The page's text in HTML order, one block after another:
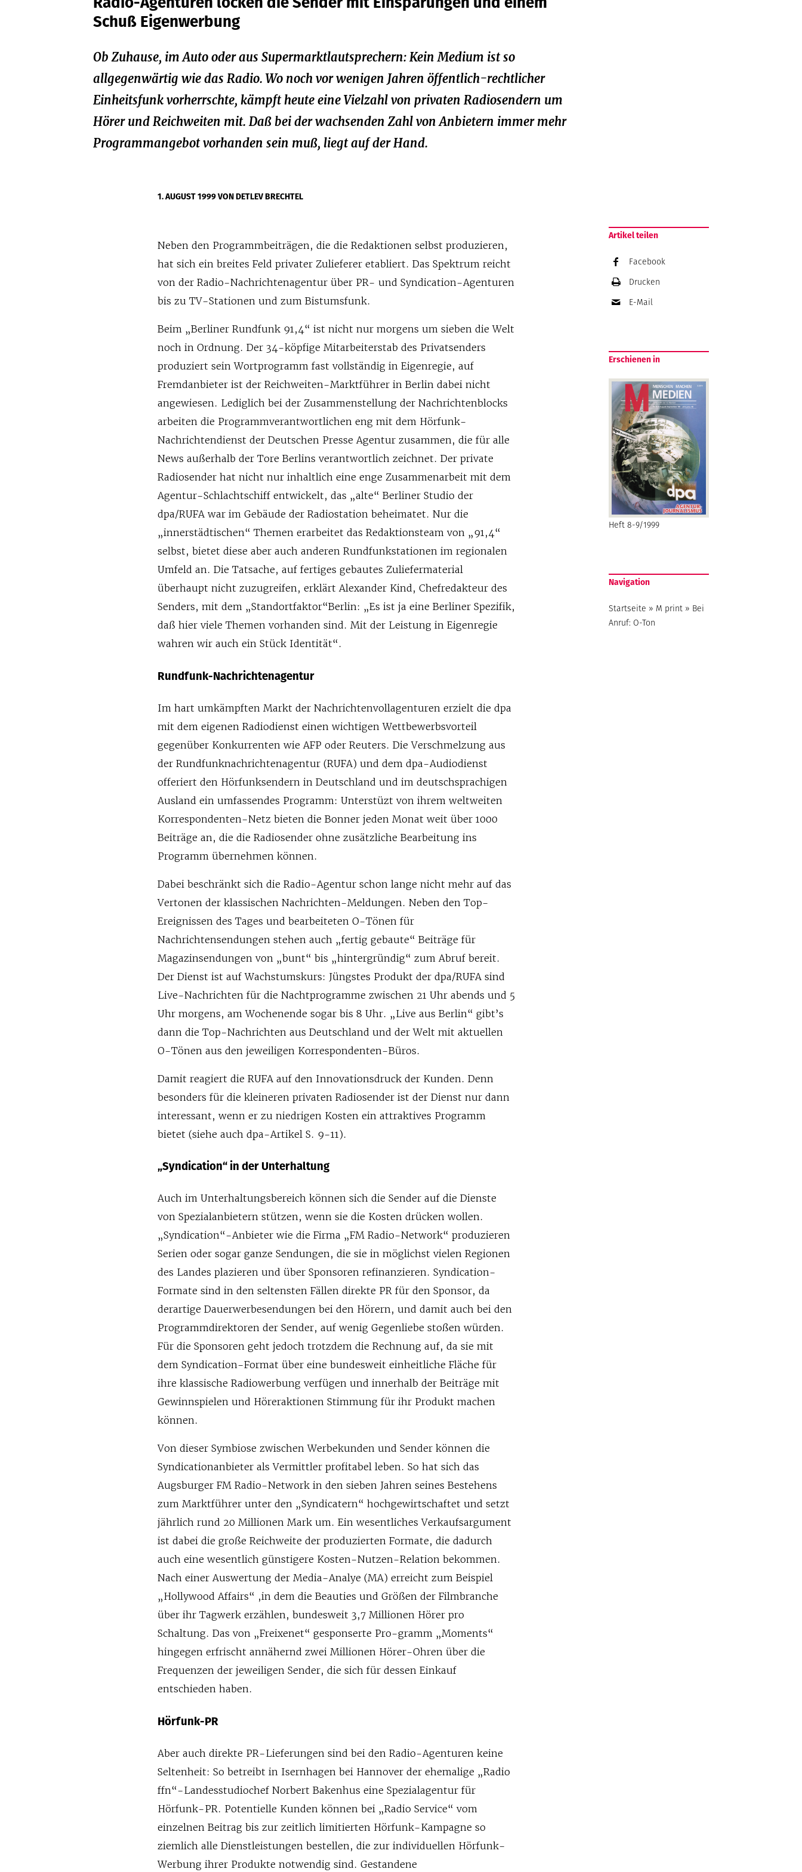
Schuß Eigenwerbung
Ob Zuhause, im Auto oder aus Supermarktlautsprechern: Kein Medium ist so
allgegenwärtig wie das Radio. Wo noch vor wenigen Jahren öffentlich-rechtlicher
Einheitsfunk vorherrschte, kämpft heute eine Vielzahl von privaten Radiosendern um
Hörer und Reichweiten mit. Daß bei der wachsenden Zahl von Anbietern immer mehr
Programmangebot vorhanden sein muß, liegt auf der Hand.
1. AUGUST 1999VON DETLEV BRECHTEL
Neben den Programmbeiträgen, die die Redaktionen selbst produzieren,
hat sich ein breites Feld privater Zulieferer etabliert. Das Spektrum reicht
von der Radio-Nachrichtenagentur über PR- und Syndication-Agenturen
bis zu TV-Stationen und zum Bistumsfunk.
Beim „Berliner Rundfunk 91,4“ ist nicht nur morgens um sieben die Welt
noch in Ordnung. Der 34-köpfige Mitarbeiterstab des Privatsenders
produziert sein Wortprogramm fast vollständig in Eigenregie, auf
Fremdanbieter ist der Reichweiten-Marktführer in Berlin dabei nicht
angewiesen. Lediglich bei der Zusammenstellung der Nachrichtenblocks
arbeiten die Programmverantwortlichen eng mit dem Hörfunk-
Nachrichtendienst der Deutschen Presse Agentur zusammen, die für alle
News außerhalb der Tore Berlins verantwortlich zeichnet. Der private
Radiosender hat nicht nur inhaltlich eine enge Zusammenarbeit mit dem
Agentur-Schlachtschiff entwickelt, das „alte“ Berliner Studio der
dpa/RUFA war im Gebäude der Radiostation beheimatet. Nur die
„innerstädtischen“ Themen erarbeitet das Redaktionsteam von „91,4“
selbst, bietet diese aber auch anderen Rundfunkstationen im regionalen
Umfeld an. Die Tatsache, auf fertiges gebautes Zuliefermaterial
überhaupt nicht zuzugreifen, erklärt Alexander Kind, Chefredakteur des
Senders, mit dem „Standortfaktor“Berlin: „Es ist ja eine Berliner Spezifik,
daß hier viele Themen vorhanden sind. Mit der Leistung in Eigenregie
wahren wir auch ein Stück Identität“.
Rundfunk-Nachrichtenagentur
Im hart umkämpften Markt der Nachrichtenvollagenturen erzielt die dpa
mit dem eigenen Radiodienst einen wichtigen Wettbewerbsvorteil
gegenüber Konkurrenten wie AFP oder Reuters. Die Verschmelzung aus
der Rundfunknachrichtenagentur (RUFA) und dem dpa-Audiodienst
offeriert den Hörfunksendern in Deutschland und im deutschsprachigen
Ausland ein umfassendes Programm: Unterstüzt von ihrem weltweiten
Korrespondenten-Netz bieten die Bonner jeden Monat weit über 1000
Beiträge an, die die Radiosender ohne zusätzliche Bearbeitung ins
Programm übernehmen können.
Dabei beschränkt sich die Radio-Agentur schon lange nicht mehr auf das
Vertonen der klassischen Nachrichten-Meldungen. Neben den Top-
Ereignissen des Tages und bearbeiteten O-Tönen für
Nachrichtensendungen stehen auch „fertig gebaute“ Beiträge für
Magazinsendungen von „bunt“ bis „hintergründig“ zum Abruf bereit.
Der Dienst ist auf Wachstumskurs: Jüngstes Produkt der dpa/RUFA sind
Live-Nachrichten für die Nachtprogramme zwischen 21 Uhr abends und 5
Uhr morgens, am Wochenende sogar bis 8 Uhr. „Live aus Berlin“ gibt’s
dann die Top-Nachrichten aus Deutschland und der Welt mit aktuellen
O-Tönen aus den jeweiligen Korrespondenten-Büros.
Damit reagiert die RUFA auf den Innovationsdruck der Kunden. Denn
besonders für die kleineren privaten Radiosender ist der Dienst nur dann
interessant, wenn er zu niedrigen Kosten ein attraktives Programm
bietet (siehe auch dpa-Artikel S. 9-11).
„Syndication“ in der Unterhaltung
Auch im Unterhaltungsbereich können sich die Sender auf die Dienste
von Spezialanbietern stützen, wenn sie die Kosten drücken wollen.
„Syndication“-Anbieter wie die Firma „FM Radio-Network“ produzieren
Serien oder sogar ganze Sendungen, die sie in möglichst vielen Regionen
des Landes plazieren und über Sponsoren refinanzieren. Syndication-
Formate sind in den seltensten Fällen direkte PR für den Sponsor, da
derartige Dauerwerbesendungen bei den Hörern, und damit auch bei den
Programmdirektoren der Sender, auf wenig Gegenliebe stoßen würden.
Für die Sponsoren geht jedoch trotzdem die Rechnung auf, da sie mit
dem Syndication-Format über eine bundesweit einheitliche Fläche für
ihre klassische Radiowerbung verfügen und innerhalb der Beiträge mit
Gewinnspielen und Höreraktionen Stimmung für ihr Produkt machen
können.
Von dieser Symbiose zwischen Werbekunden und Sender können die
Syndicationanbieter als Vermittler profitabel leben. So hat sich das
Augsburger FM Radio-Network in den sieben Jahren seines Bestehens
zum Marktführer unter den „Syndicatern“ hochgewirtschaftet und setzt
jährlich rund 20 Millionen Mark um. Ein wesentliches Verkaufsargument
ist dabei die große Reichweite der produzierten Formate, die dadurch
auch eine wesentlich günstigere Kosten-Nutzen-Relation bekommen.
Nach einer Auswertung der Media-Analye (MA) erreicht zum Beispiel
„Hollywood Affairs“ ,in dem die Beauties und Größen der Filmbranche
über ihr Tagwerk erzählen, bundesweit 3,7 Millionen Hörer pro
Schaltung. Das von „Freixenet“ gesponserte Pro-gramm „Moments“
hingegen erfrischt annähernd zwei Millionen Hörer-Ohren über die
Frequenzen der jeweiligen Sender, die sich für dessen Einkauf
entschieden haben.
Hörfunk-PR
Aber auch direkte PR-Lieferungen sind bei den Radio-Agenturen keine
Seltenheit: So betreibt in Isernhagen bei Hannover der ehemalige „Radio
ffn“-Landesstudiochef Norbert Bakenhus eine Spezialagentur für
Hörfunk-PR. Potentielle Kunden können bei „Radio Service“ vom
einzelnen Beitrag bis zur zeitlich limitierten Hörfunk-Kampagne so
ziemlich alle Dienstleistungen bestellen, die zur individuellen Hörfunk-
Werbung ihrer Produkte notwendig sind. Gestandene
Artikel teilen
Facebook
Drucken
E-Mail
Erschienen in
Heft 8-9/1999
Navigation
Startseite » M print » Bei
Anruf: O-Ton